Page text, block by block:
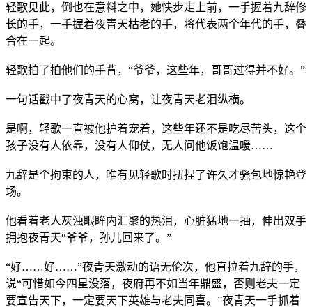
轻歌见此，倒也在意料之中，她快步走上前，一手握着九辞修
长的手，一手握着夜青天枯老的手，将代表两个年代的手，叠
合在一起。
轻歌拍了拍他们的手背，“爷爷，这些年，哥哥过得并不好。”
一句话戳中了夜青天的心窝，让夜青天老泪纵横。
是啊，轻歌一直被他护着宠着，这些年还不是吃尽苦头，这个
孩子没有人依靠，没有人仰仗，无人问他饭饱温暖……
九辞是个拘束的人，唯有见轻歌时扭捏了许久才骚包地惊艳登
场。
他看着老人灰浊眼眸内汇聚的热泪，心脏猛地一抽，伸出双手
拥抱夜青天“爷爷，孙儿回来了。”
“好……好……”夜青天激动的语无伦次，他直拉着九辞的手，
说“可惜如今四星没落，夜府再不如当年鼎盛，否则老夫一定
要宣告天下，一定要天下英雄与老夫同喜。”夜青天一手抓着